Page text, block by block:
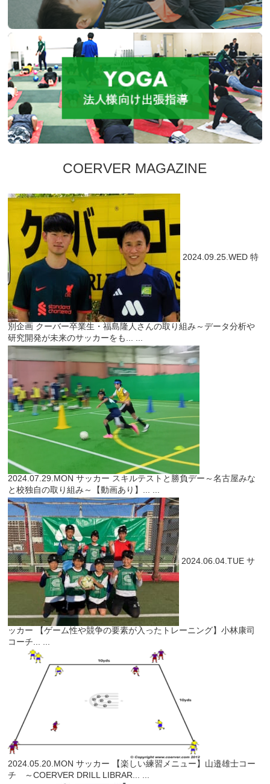
COERVER MAGAZINE
2024.09.25.WED 特
別企画 クーバー卒業生・福島隆人さんの取り組み～データ分析や
研究開発が未来のサッカーをも... ...
2024.07.29.MON サッカー スキルテストと勝負デー～名古屋みな
と校独自の取り組み～【動画あり】... ...
2024.06.04.TUE サ
ッカー
【ゲーム性や競争の要素が入ったトレーニング】小林康司
コーチ... ...
2024.05.20.MON サッカー
【楽しい練習メニュー】山邉雄士コー
チ ～COERVER DRILL LIBRAR... ...